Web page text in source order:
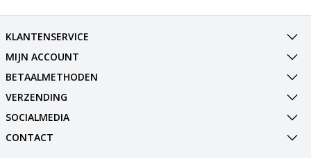
KLANTENSERVICE
MIJN ACCOUNT
BETAALMETHODEN
VERZENDING
SOCIALMEDIA
CONTACT